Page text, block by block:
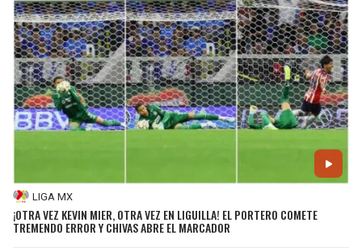
LIGA MX
¡OTRA VEZ KEVIN MIER, OTRA VEZ EN LIGUILLA! EL PORTERO COMETE
TREMENDO ERROR Y CHIVAS ABRE EL MARCADOR